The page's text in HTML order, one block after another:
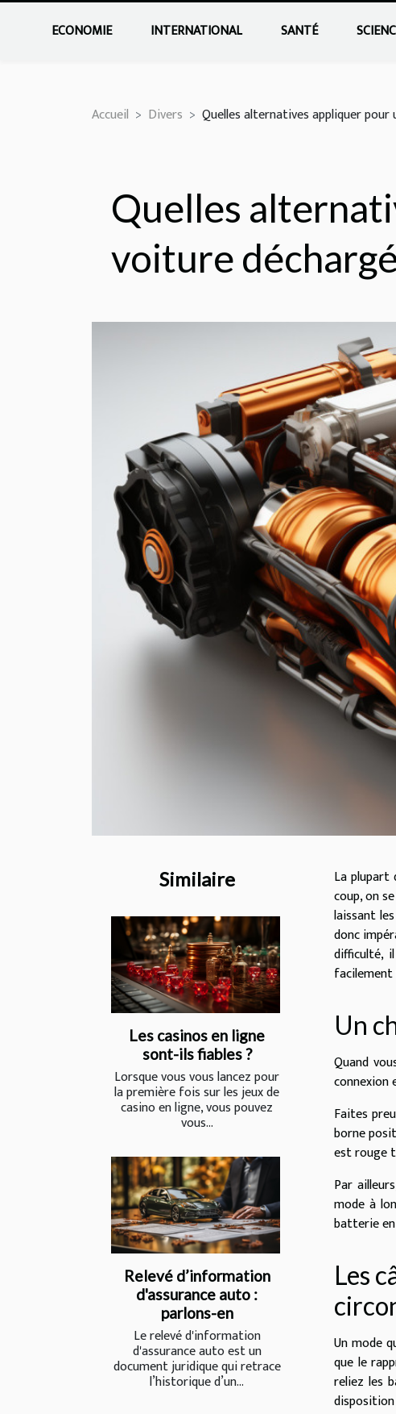
ECONOMIE INTERNATIONAL SANTÉ
Accueil Divers Quelles alternatives appliquer
Quelles
voiture
Similaire
Les casinos en ligne
sont-ils fiables ?
Lorsque vous vous lancez pour
la première fois sur les jeux de
casino en ligne, vous pouvez
vous...
Relevé d’information
d'assurance auto :
parlons-en
Le relevé d'information
d'assurance auto est un
document juridique qui retrace
l’historique d’un...
La plupart
coup, on
laissant
donc
difficulté,
facilement
Un
Quand
connexion
Faites
borne
est rouge
Par
mode à
batterie
Les
Un mode
que le
reliez les